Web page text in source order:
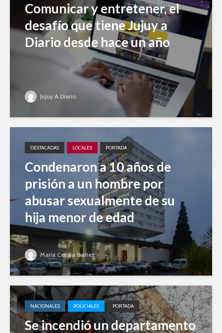
Comunicar y entretener, el
desafío que tiene Jujuy a
Diario desde hace un año
Jujuy A Diario
DESTACADAS LOCALES PORTADA
Condenaron a 10 años de
prisión a un hombre por
abusar sexualmente de su
hija menor de edad
Maria Cecilia Ibañez
NACIONALES POLICIALES PORTADA
Se incendió un departamento